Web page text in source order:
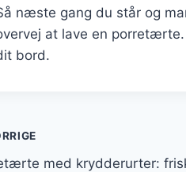
næste gang du står og
at lave en
bord.
med krydderurter: